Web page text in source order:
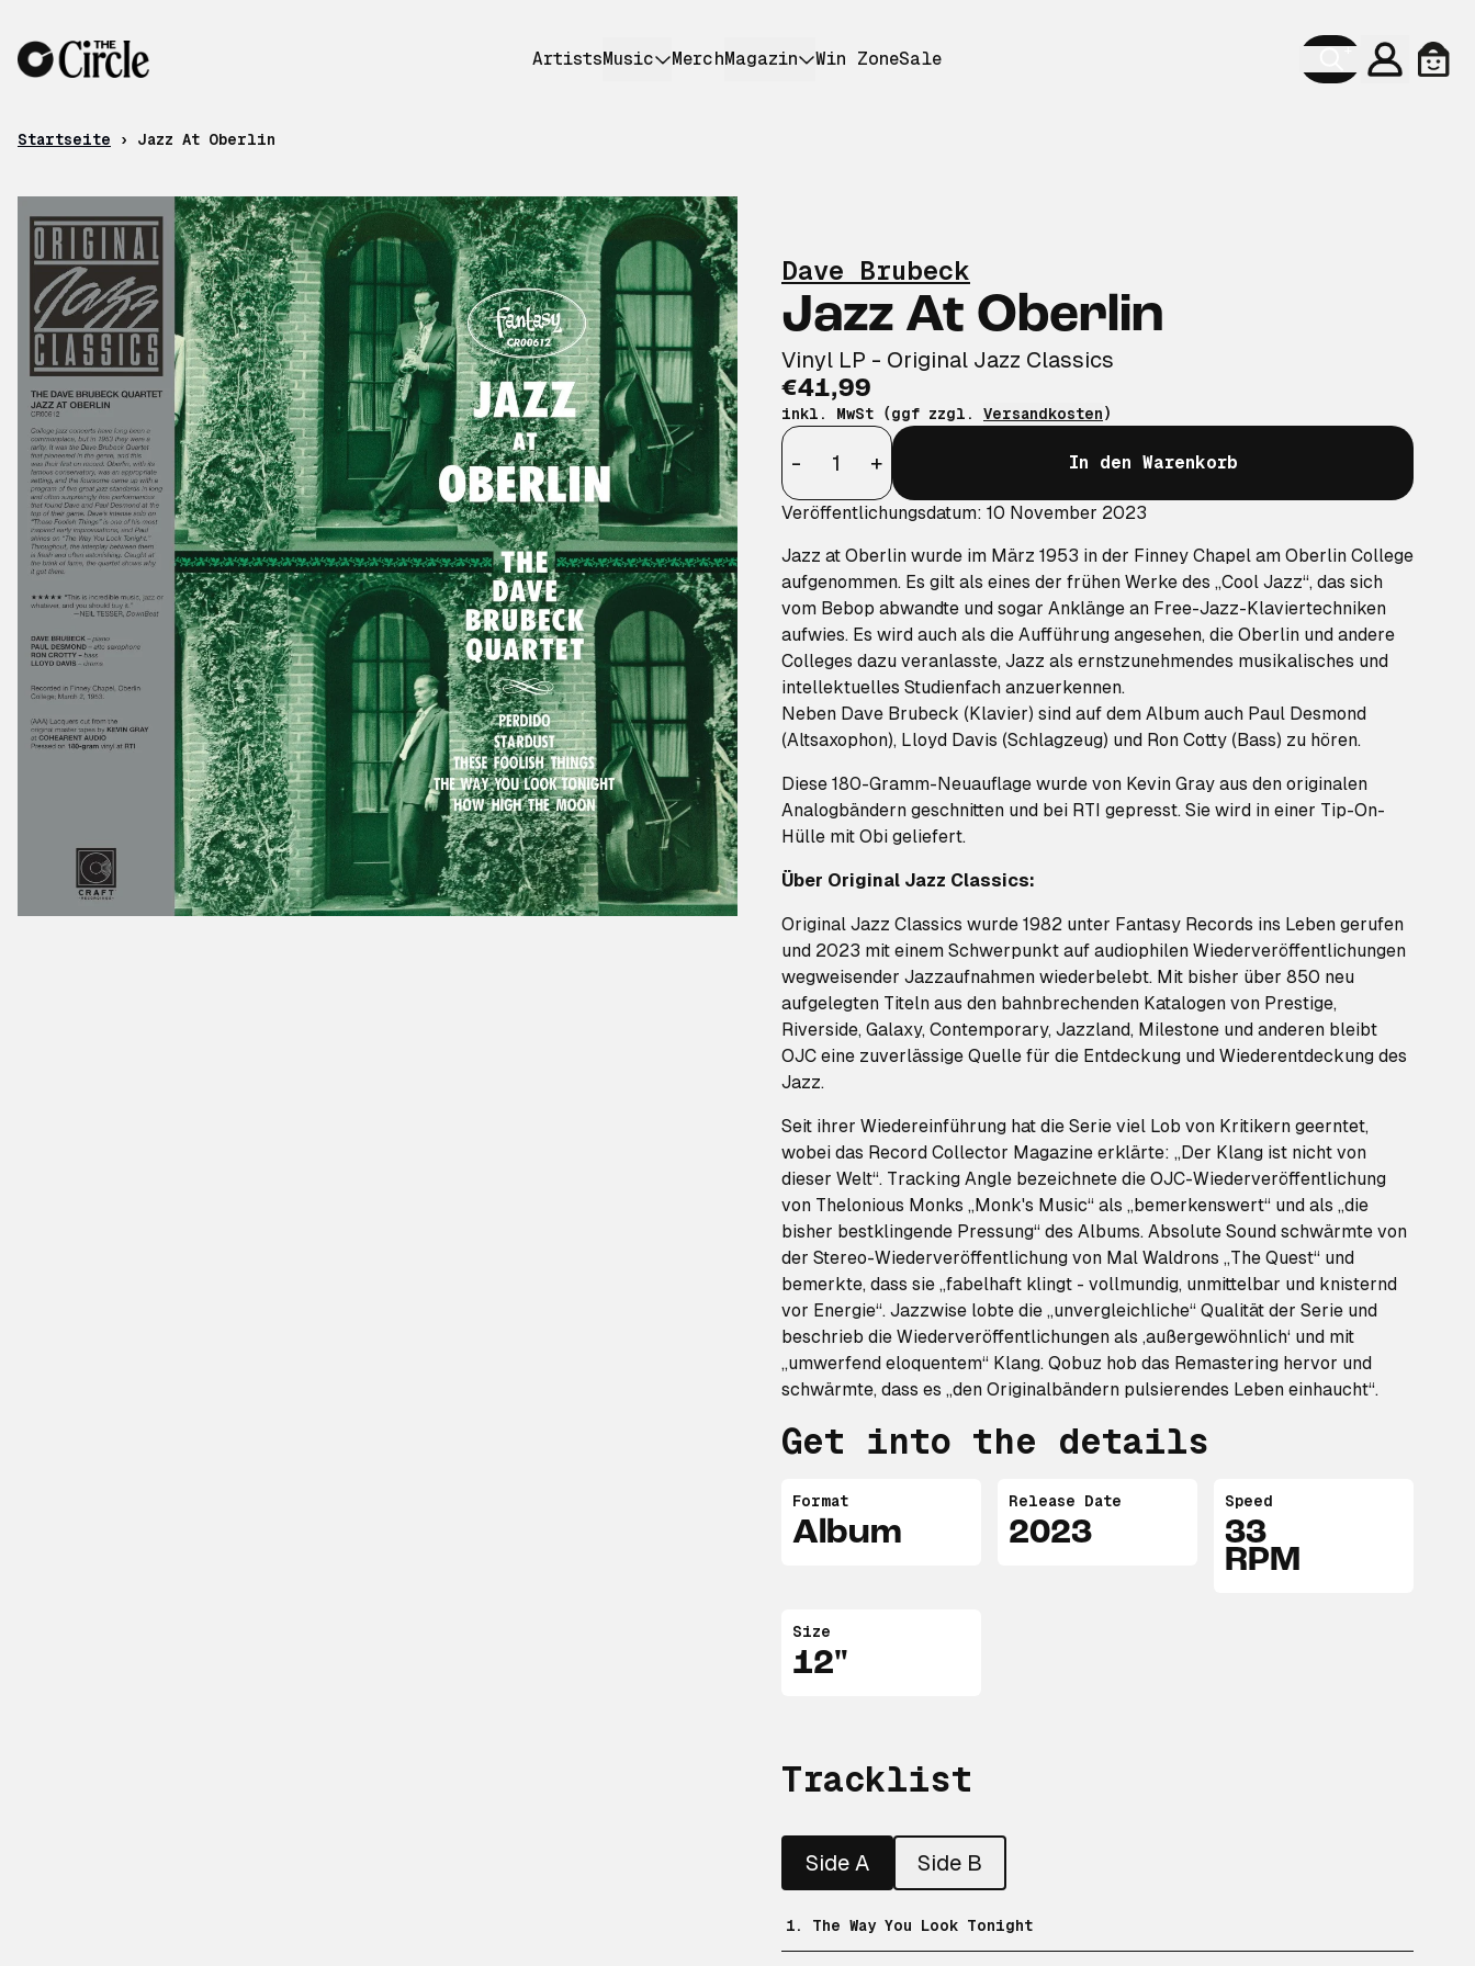
ArtistsMusic MerchMagazin Win ZoneSale
Konto
Startseite › Jazz At Oberlin
Dave Brubeck
Jazz At Oberlin
Vinyl LP - Original Jazz Classics
€41,99
inkl. MwSt (ggf zzgl. Versandkosten)
Anzahl
-
+ In den Warenkorb
Veröffentlichungsdatum: 10 November 2023
Jazz at Oberlin wurde im März 1953 in der Finney Chapel am Oberlin College
aufgenommen. Es gilt als eines der frühen Werke des „Cool Jazz“, das sich
vom Bebop abwandte und sogar Anklänge an Free-Jazz-Klaviertechniken
aufwies. Es wird auch als die Aufführung angesehen, die Oberlin und andere
Colleges dazu veranlasste, Jazz als ernstzunehmendes musikalisches und
intellektuelles Studienfach anzuerkennen.
Neben Dave Brubeck (Klavier) sind auf dem Album auch Paul Desmond
(Altsaxophon), Lloyd Davis (Schlagzeug) und Ron Cotty (Bass) zu hören.
Diese 180-Gramm-Neuauflage wurde von Kevin Gray aus den originalen
Analogbändern geschnitten und bei RTI gepresst. Sie wird in einer Tip-On-
Hülle mit Obi geliefert.
Über Original Jazz Classics:
Original Jazz Classics wurde 1982 unter Fantasy Records ins Leben gerufen
und 2023 mit einem Schwerpunkt auf audiophilen Wiederveröffentlichungen
wegweisender Jazzaufnahmen wiederbelebt. Mit bisher über 850 neu
aufgelegten Titeln aus den bahnbrechenden Katalogen von Prestige,
Riverside, Galaxy, Contemporary, Jazzland, Milestone und anderen bleibt
OJC eine zuverlässige Quelle für die Entdeckung und Wiederentdeckung des
Jazz.
Seit ihrer Wiedereinführung hat die Serie viel Lob von Kritikern geerntet,
wobei das Record Collector Magazine erklärte: „Der Klang ist nicht von
dieser Welt“. Tracking Angle bezeichnete die OJC-Wiederveröffentlichung
von Thelonious Monks „Monk's Music“ als „bemerkenswert“ und als „die
bisher bestklingende Pressung“ des Albums. Absolute Sound schwärmte von
der Stereo-Wiederveröffentlichung von Mal Waldrons „The Quest“ und
bemerkte, dass sie „fabelhaft klingt - vollmundig, unmittelbar und knisternd
vor Energie“. Jazzwise lobte die „unvergleichliche“ Qualität der Serie und
beschrieb die Wiederveröffentlichungen als ‚außergewöhnlich‘ und mit
„umwerfend eloquentem“ Klang. Qobuz hob das Remastering hervor und
schwärmte, dass es „den Originalbändern pulsierendes Leben einhaucht“.
Get into the details
Format
Album
Release Date
2023
Speed
33
RPM
Size
12"
Tracklist
Side A Side B
1. The Way You Look Tonight